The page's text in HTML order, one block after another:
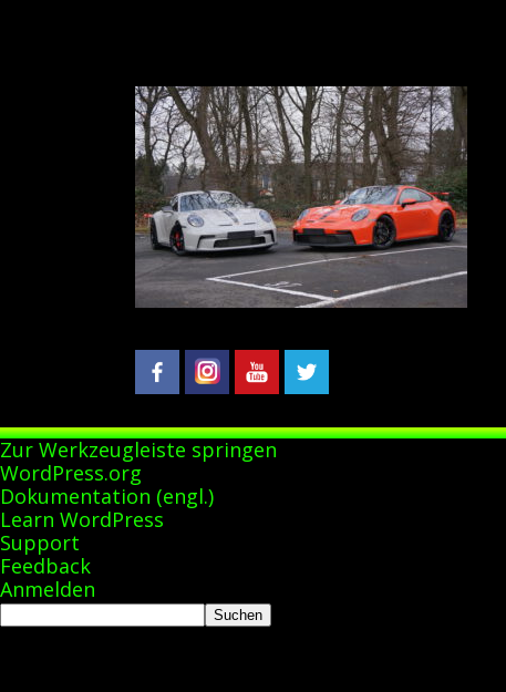
Zur Werkzeugleiste springen
Über
WordPress
WordPress.org
Dokumentation (engl.)
Learn WordPress
Support
Feedback
Anmelden
Suchen